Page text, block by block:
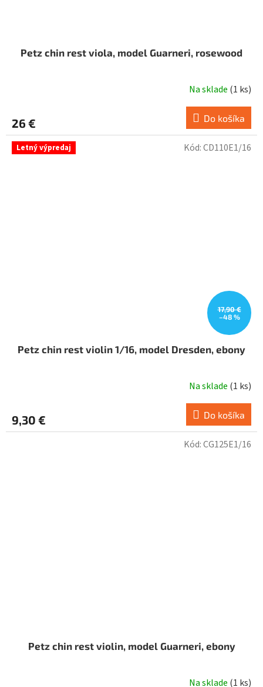
Petz chin rest viola, model Guarneri, rosewood
Na sklade (1 ks)
26 € Do košíka
Letný výpredaj
17,90 €
–48 %
Petz chin rest violin 1/16, model Dresden, ebony
Na sklade (1 ks)
9,30 € Do košíka
Kód:CD110E1/16
Petz chin rest violin, model Guarneri, ebony
Na sklade (1 ks)
Kód:CG125E1/16